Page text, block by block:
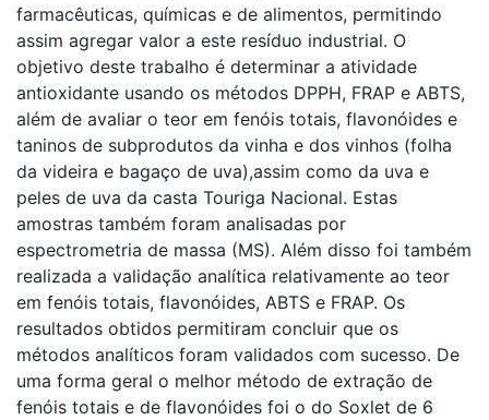
farmacêuticas, químicas e de alimentos, permitindo
assim agregar valor a este resíduo industrial. O
objetivo deste trabalho é determinar a atividade
antioxidante usando os métodos DPPH, FRAP e ABTS,
além de avaliar o teor em fenóis totais, flavonóides e
taninos de subprodutos da vinha e dos vinhos (folha
da videira e bagaço de uva),assim como da uva e
peles de uva da casta Touriga Nacional. Estas
amostras também foram analisadas por
espectrometria de massa (MS). Além disso foi também
realizada a validação analítica relativamente ao teor
em fenóis totais, flavonóides, ABTS e FRAP. Os
resultados obtidos permitiram concluir que os
métodos analíticos foram validados com sucesso. De
uma forma geral o melhor método de extração de
fenóis totais e de flavonóides foi o do Soxlet de 6